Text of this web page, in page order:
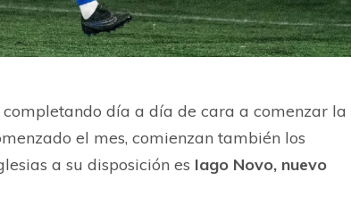
completando día a día de cara a comenzar la
el mes, comienzan también los
a su disposición es Iago Novo, nuevo